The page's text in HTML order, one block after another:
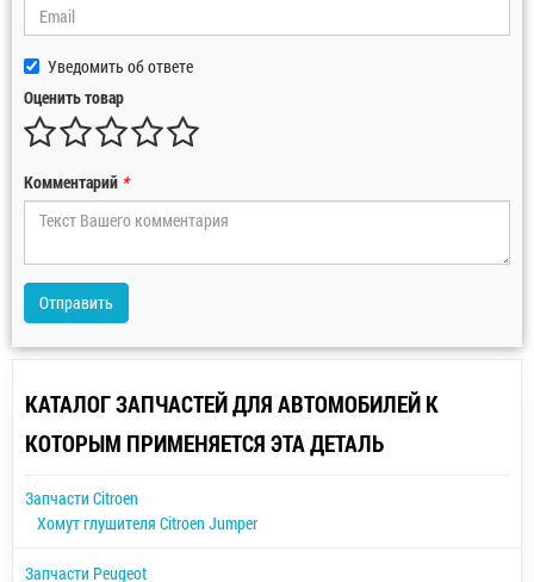
Уведомить об ответе
Оценить товар
Комментарий *
Отправить
КАТАЛОГ ЗАПЧАСТЕЙ ДЛЯ АВТОМОБИЛЕЙ К
КОТОРЫМ ПРИМЕНЯЕТСЯ ЭТА ДЕТАЛЬ
Запчасти Citroen
Хомут глушителя Citroen Jumper
Запчасти Peugeot